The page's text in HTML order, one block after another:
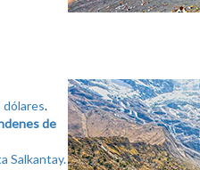
.
de
Salkantay.